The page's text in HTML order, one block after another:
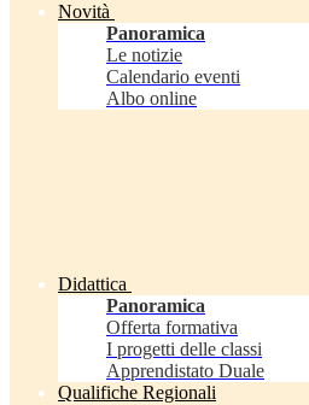
Novità
Panoramica
Le notizie
Calendario eventi
Albo online
Didattica
Panoramica
Offerta formativa
I progetti delle classi
Apprendistato Duale
Qualifiche Regionali